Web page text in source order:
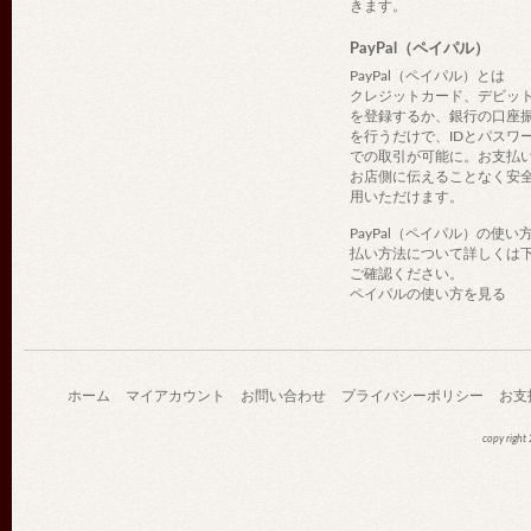
きます。
PayPal（ペイパル）
PayPal（ペイパル）とは
クレジットカード、デビッ
を登録するか、銀行の口座
を行うだけで、IDとパスワ
での取引が可能に。お支払
お店側に伝えることなく安
用いただけます。
PayPal（ペイパル）の使い
払い方法について詳しくは
ご確認ください。
ペイパルの使い方を見る
ホーム マイアカウント お問い合わせ プライバシーポリシー お支
copy right